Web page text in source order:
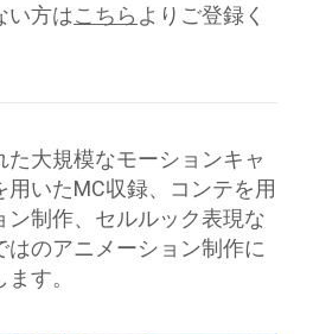
い方はこちら よりご登録く
大規模なモーションキャ
用いたMC収録、コンテを用
ン制作、セルルック表現な
はのアニメーション制作に
す。